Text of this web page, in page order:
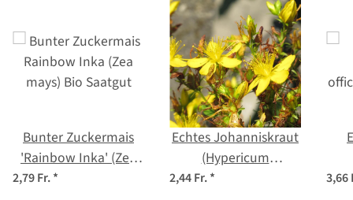
Bunter Zuckermais
'Rainbow Inka' (Zea
mays) Bio Saatgut
2,79 Fr.*
Echtes Johanniskraut
(Hypericum
perforatum) Bio
2,44 Fr.* 3,66